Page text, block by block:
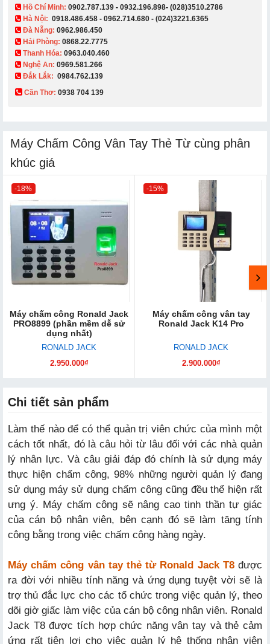
​ Hồ Chí Minh: 0902.787.139 - 0932.196.898- (028)3510.2786
Hà Nội: 0918.486.458 - 0962.714.680 - (024)3221.6365
Đà Nẵng: 0962.986.450
Hải Phòng: 0868.22.7775
Thanh Hóa: 0963.040.460
Nghệ An: 0969.581.266
Đắk Lắk: 0984.762.139
Cần Thơ: 0938 704 139​
Máy Chấm Công Vân Tay Thẻ Từ cùng phân
khúc giá
-18%
Máy chấm công Ronald Jack
PRO8899 (phần mềm dễ sử
dụng nhất)
RONALD JACK
2.950.000₫
-15%
Máy chấm công vân tay
Ronald Jack K14 Pro
RONALD JACK
2.900.000₫
Chi tiết sản phẩm
Làm thế nào để có thể quản trị viên chức của mình một
cách tốt nhất, đó là câu hỏi từ lâu đối với các nhà quản
lý nhân lực. Và câu giải đáp đó chính là sử dụng máy
thực hiện chấm công, 98% những người quản lý đang
sử dụng máy sử dụng chấm công cũng đều thể hiện rất
ưng ý. Máy chấm công sẽ nâng cao tinh thần tự giác
của cán bộ nhân viên, bên cạnh đó sẽ làm tăng tính
công bằng trong việc chấm công hàng ngày.
Máy chấm công vân tay thẻ từ Ronald Jack T8được
ra đời với nhiều tính năng và ứng dụng tuyệt vời sẽ là
trợ thủ đắc lực cho các tổ chức trong việc quản lý, theo
dõi giờ giấc làm việc của cán bộ công nhân viên. Ronald
Jack T8 được tích hợp chức năng vân tay và thẻ cảm
ứng rất tiện lợi cho việc quản lý hệ thống nhân viên